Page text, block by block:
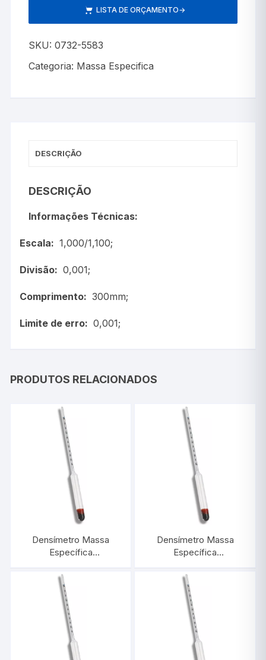
LISTA DE ORÇAMENTO→
SKU:0732-5583
Categoria: Massa Especifica
DESCRIÇÃO
DESCRIÇÃO
Informações Técnicas:
Escala: 1,000/1,100;
Divisão: 0,001;
Comprimento: 300mm;
Limite de erro: 0,001;
PRODUTOS RELACIONADOS
Densímetro Massa
Específica
INCOTERM 5589
Densímetro Massa
Específica
INCOTERM 5598